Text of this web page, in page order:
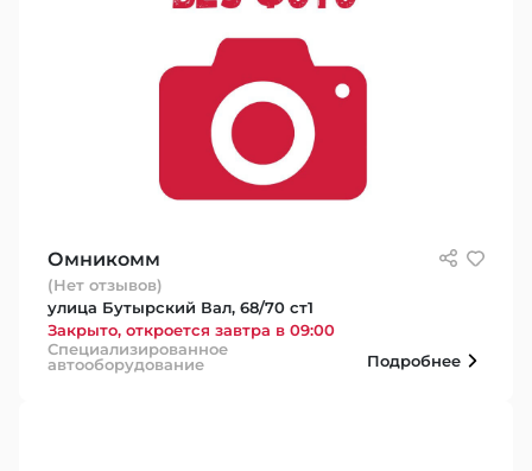
Омникомм
(Нет отзывов)
улица Бутырский Вал, 68/70 ст1
Закрыто, откроется завтра в 09:00
Специализированное
автооборудование
Подробнее